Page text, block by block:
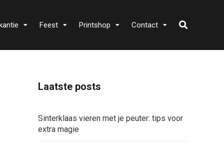
Feest Printshop Contact
Laatste posts
Sinterklaas vieren met je peuter: tips voor
extra magie